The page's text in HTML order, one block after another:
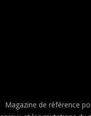
Magazine de référence